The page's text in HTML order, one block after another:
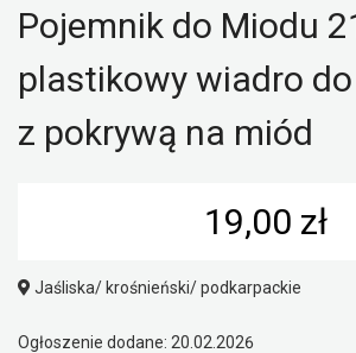
Pojemnik do Miodu
plastikowy wiadro
z pokrywą na miód
19,00 zł
Jaśliska/ krośnieński/ podkarpackie
Ogłoszenie dodane: 20.02.2026